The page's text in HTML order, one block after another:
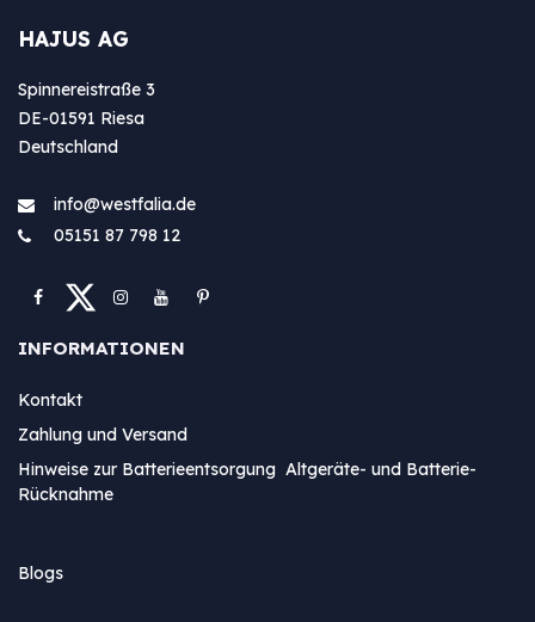
HAJUS AG
Spinnereistraße 3
DE-01591 Riesa
Deutschland
info@westfa​lia.de
05151 87 798 12
INFORMATIONEN
Kontakt
Zahlung und Versand
Hinweise zur Batterieentsorgung Altgeräte- und Batterie-
Rücknahme
Blogs